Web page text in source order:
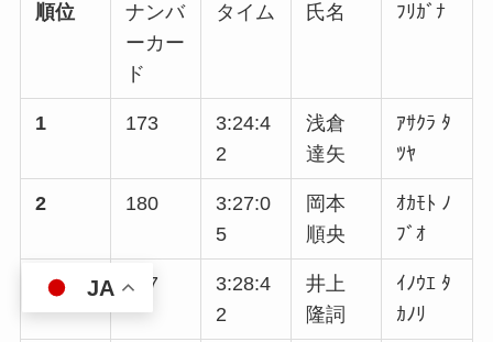
順位
ナンバ
ーカー
ド
タイム 氏名 ﾌﾘｶﾞﾅ
1 173
3:24:4
2
浅倉
達矢
ｱｻｸﾗ ﾀ
ﾂﾔ
2 180
3:27:0
5
岡本
順央
ｵｶﾓﾄ ﾉ
ﾌﾞｵ
167
3:28:4
2
井上
隆詞
ｲﾉｳｴ ﾀ
ｶﾉﾘ
JA